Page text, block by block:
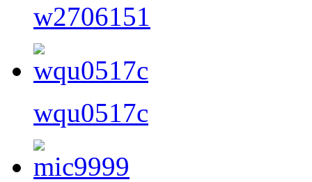
w2706151
wqu0517c